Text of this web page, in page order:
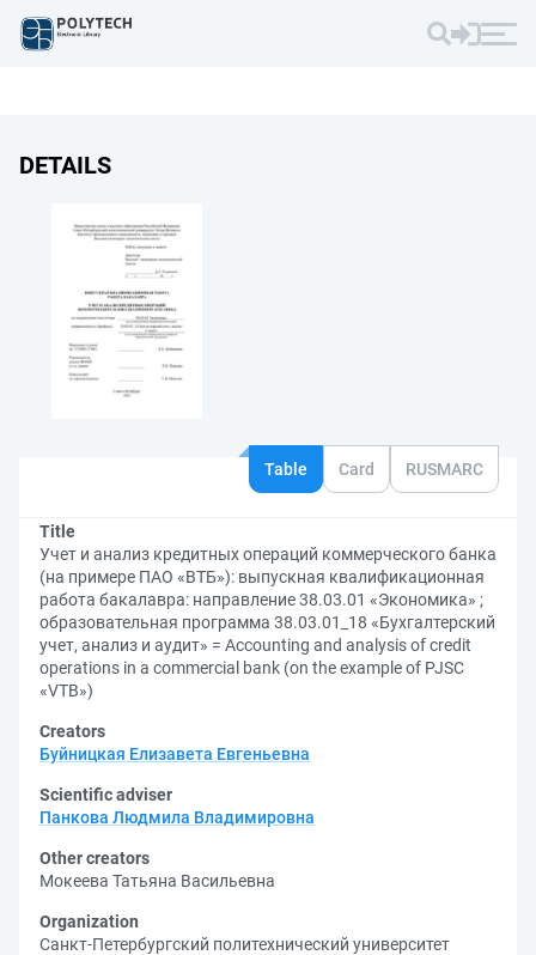
DETAILS
Table Card RUSMARC
Title
Учет и анализ кредитных операций коммерческого банка
(на примере ПАО «ВТБ»): выпускная квалификационная
работа бакалавра: направление 38.03.01 «Экономика» ;
образовательная программа 38.03.01_18 «Бухгалтерский
учет, анализ и аудит» = Accounting and analysis of credit
operations in a commercial bank (on the example of PJSC
«VTB»)
Creators
Буйницкая Елизавета Евгеньевна
Scientific adviser
Панкова Людмила Владимировна
Other creators
Мокеева Татьяна Васильевна
Organization
Санкт-Петербургский политехнический университет